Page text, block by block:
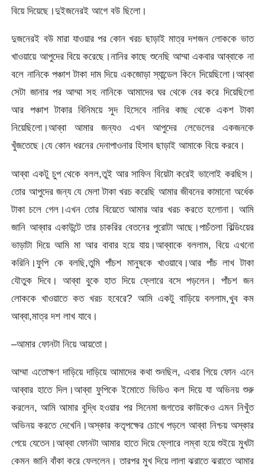
বিয়ে দিয়েছে।দুইজনেরই আগে বউ ছিলো।
দুজনেরই বউ মারা যাওয়ার পর কোন খরচ ছাড়াই মাত্র দশজন লোককে ভাত
খাওয়ায়ে আপুদের বিয়ে করেছে।নানির কাছে শুনেছি আম্মা একবার আব্বাকে না
বলে নানিকে পঞ্চাশ টাকা দাম দিয়ে একজোড়া স্যান্ডেল কিনে দিয়েছিলো।আব্বা
সেটা জানার পর আম্মা সহ নানিকে আমাদের ঘর থেকে বের করে দিয়েছিলো
আর পঞ্চাশ টাকার বিনিময়ে সুদ হিসেবে নানির কাছ থেকে একশ টাকা
নিয়েছিলো।আব্বা আমার জন্যও এখন আপুদের লেভেলের একজনকে
খুঁজতেছে।যে কোন ধরনের দেনাপাওনার হিসাব ছাড়াই আমাকে বিয়ে করবে।
আব্বা একটু চুপ থেকে বলল,তুই আর সাফিন বিয়েটা করেই ভালোই করছিস।
তোর আপুদের জন্য যে মেলা টাকা খরচ করেছি আমার জীবনের কামানো অর্ধেক
টাকা চলে গেল।এখন তোর বিয়েতে আমার আর খরচ করতে হলোনা। আমি
জানি আব্বার একাউন্টে তার চাকরির বেতনের পুরোটা আছে।পাচঁতলা বিল্ডিংয়ের
ভাড়াটা দিয়ে আমি মা আর বাবার হয়ে যায়।আব্বাকে বললাম, বিয়ে এখনো
করিনি।ফুপি কে বলছি,তুমি পাঁচশ মানুষকে খাওয়াবে।আর পাঁচ লাখ টাকা
যৌতুক দিবে। আব্বা বুকে হাত দিয়ে ফ্লোরে বসে পড়লেন। পাঁচশ জন
লোককে খাওয়াতে কত খরচ হবেরে? আমি একটু বাড়িয়ে বললাম,খুব কম
আব্বা,মাত্র দশ লাখ যাবে।
–আমার ফোনটা নিয়ে আয়তো।
আম্মা এতোক্ষণ দাড়িয়ে দাড়িয়ে আমাদের কথা শুনছিল, এবার গিয়ে ফোন এনে
আব্বার হাতে দিল।আব্বা ফুপিকে ইমোতে ভিডিও কল দিয়ে যা অভিনয় শুরু
করলেন, আমি আমার বুদ্ধি হওয়ার পর সিনেমা জগতের কাউকেও এমন নিখুঁত
অভিনয় করতে দেখেনি।অস্কার কতৃপক্ষের চোখে পড়লে আব্বা নিশ্চয় অস্কার
পেয়ে যেতেন।আব্বা ফোনটা আমার হাতে দিয়ে ফ্লোরে লম্বা হয়ে শুইয়ে মুখটা
কেমন জানি বাঁকা করে ফেললেন। তারপর মুখ দিয়ে লালা ঝরাতে ঝরাতে আমার